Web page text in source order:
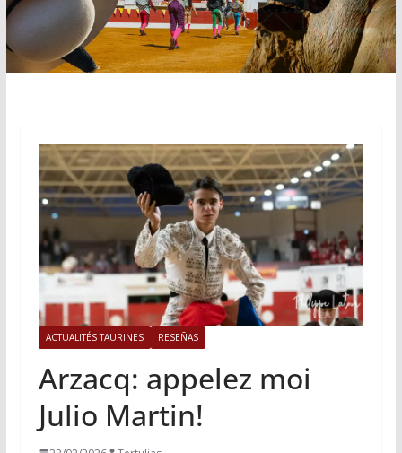
ACTUALITÉS TAURINES RESEÑAS
Arzacq: appelez moi
Julio Martin!